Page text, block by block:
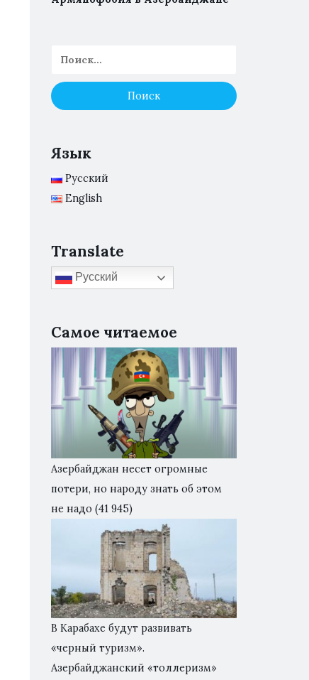
Язык
Русский
English
Translate
Русский
Самое читаемое
Азербайджан несет огромные
потери, но народу знать об этом
не надо (41 945)
В Карабахе будут развивать
«черный туризм».
Азербайджанский «толлеризм»